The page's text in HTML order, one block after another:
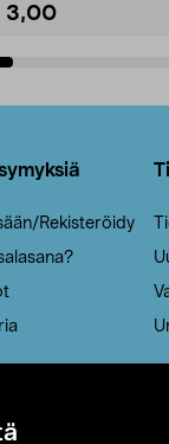
3,00
Rekisteröidy